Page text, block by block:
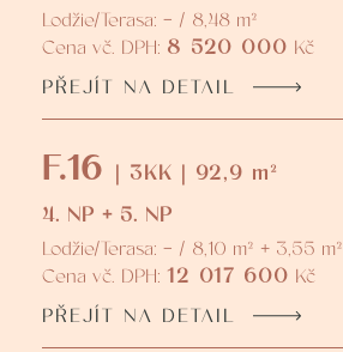
Lodžie/Terasa: - / 8,48 m²
Cena vč. DPH: 8 520 000 Kč
PŘEJÍT NA DETAIL
F.16 | 3KK | 92,9 m²
4. NP + 5. NP
Lodžie/Terasa: - / 8,10 m² + 3,55 m²
Cena vč. DPH: 12 017 600 Kč
PŘEJÍT NA DETAIL